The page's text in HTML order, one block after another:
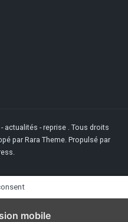
actualités - reprise . Tous droits
par Rara Theme . Propulsé par
mobile